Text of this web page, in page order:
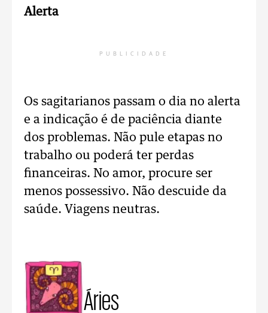
Alerta
PUBLICIDADE
Os sagitarianos passam o dia no alerta
e a indicação é de paciência diante
dos problemas. Não pule etapas no
trabalho ou poderá ter perdas
financeiras. No amor, procure ser
menos possessivo. Não descuide da
saúde. Viagens neutras.
Áries